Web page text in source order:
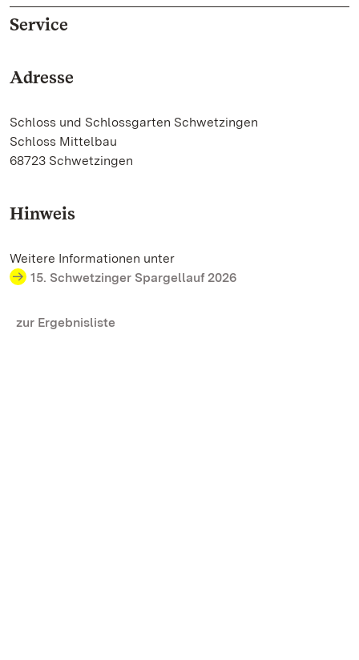
Service
Adresse
Schloss und Schlossgarten Schwetzingen
Schloss Mittelbau
68723 Schwetzingen
Hinweis
Weitere Informationen unter
15. Schwetzinger Spargellauf 2026
zur Ergebnisliste